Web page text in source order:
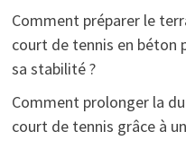
Comment préparer le
court de tennis en béton
sa stabilité ?
Comment prolonger la
court de tennis grâce à